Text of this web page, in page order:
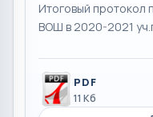
Итоговый протокол
ВОШ в 2020-2021
PDF
11 Кб